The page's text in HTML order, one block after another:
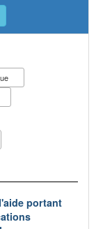
portant